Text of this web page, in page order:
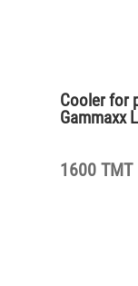
Cooler for
Gammaxx
1600 TMT